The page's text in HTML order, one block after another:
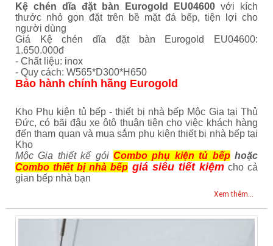
Kệ chén dĩa đặt bàn Eurogold EU04600 với kích
thước nhỏ gọn đặt trên bề mặt đá bếp, tiện lợi cho
người dùng
Giá Kệ chén dĩa đặt bàn Eurogold EU04600:
1.650.000đ
- Chất liệu: inox
- Quy cách: W565*D300*H650
Bảo hành chính hãng Eurogold
Kho Phụ kiện tủ bếp - thiết bị nhà bếp Mộc Gia tại Thủ
Đức, có bãi đậu xe ôtô thuận tiện cho việc khách hàng
đến tham quan và mua sắm phụ kiện thiết bị nhà bếp tại
Kho
Mộc Gia thiết kế gói Combo phụ kiện tủ bếphoặc
Combo thiết bị nhà bếp giá siêu tiết kiệm cho cả
gian bếp nhà bạn
Xem thêm...